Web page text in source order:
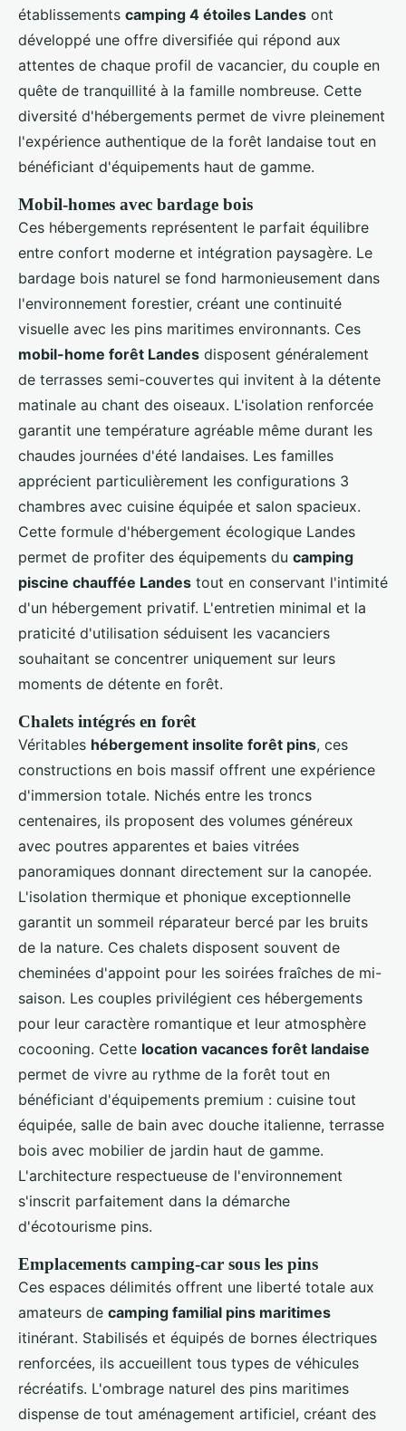
établissements camping 4 étoiles Landes ont
développé une offre diversifiée qui répond aux
attentes de chaque profil de vacancier, du couple en
quête de tranquillité à la famille nombreuse. Cette
diversité d'hébergements permet de vivre pleinement
l'expérience authentique de la forêt landaise tout en
bénéficiant d'équipements haut de gamme.
Mobil-homes avec bardage bois
Ces hébergements représentent le parfait équilibre
entre confort moderne et intégration paysagère. Le
bardage bois naturel se fond harmonieusement dans
l'environnement forestier, créant une continuité
visuelle avec les pins maritimes environnants. Ces
mobil-home forêt Landes disposent généralement
de terrasses semi-couvertes qui invitent à la détente
matinale au chant des oiseaux. L'isolation renforcée
garantit une température agréable même durant les
chaudes journées d'été landaises. Les familles
apprécient particulièrement les configurations 3
chambres avec cuisine équipée et salon spacieux.
Cette formule d'hébergement écologique Landes
permet de profiter des équipements du camping
piscine chauffée Landes tout en conservant l'intimité
d'un hébergement privatif. L'entretien minimal et la
praticité d'utilisation séduisent les vacanciers
souhaitant se concentrer uniquement sur leurs
moments de détente en forêt.
Chalets intégrés en forêt
Véritables hébergement insolite forêt pins, ces
constructions en bois massif offrent une expérience
d'immersion totale. Nichés entre les troncs
centenaires, ils proposent des volumes généreux
avec poutres apparentes et baies vitrées
panoramiques donnant directement sur la canopée.
L'isolation thermique et phonique exceptionnelle
garantit un sommeil réparateur bercé par les bruits
de la nature. Ces chalets disposent souvent de
cheminées d'appoint pour les soirées fraîches de mi-
saison. Les couples privilégient ces hébergements
pour leur caractère romantique et leur atmosphère
cocooning. Cette location vacances forêt landaise
permet de vivre au rythme de la forêt tout en
bénéficiant d'équipements premium : cuisine tout
équipée, salle de bain avec douche italienne, terrasse
bois avec mobilier de jardin haut de gamme.
L'architecture respectueuse de l'environnement
s'inscrit parfaitement dans la démarche
d'écotourisme pins.
Emplacements camping-car sous les pins
Ces espaces délimités offrent une liberté totale aux
amateurs de camping familial pins maritimes
itinérant. Stabilisés et équipés de bornes électriques
renforcées, ils accueillent tous types de véhicules
récréatifs. L'ombrage naturel des pins maritimes
dispense de tout aménagement artificiel, créant des